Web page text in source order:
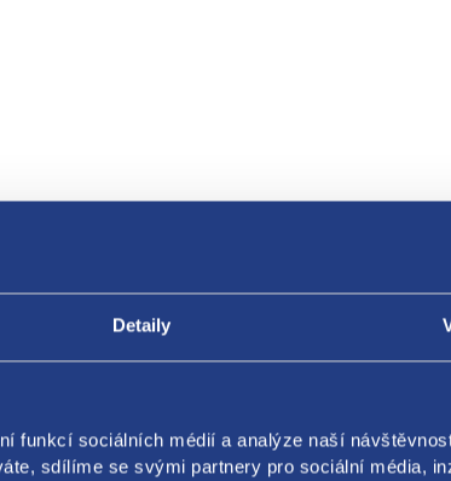
Detaily
funkcí sociálních médií a analýze naší
sdílíme se svými partnery pro sociální média,
8200364007 8200306538